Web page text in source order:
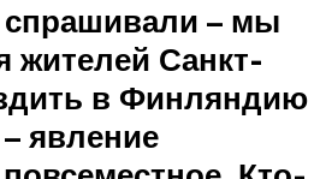
– мы
жителей Санкт-
в Финляндию
явление